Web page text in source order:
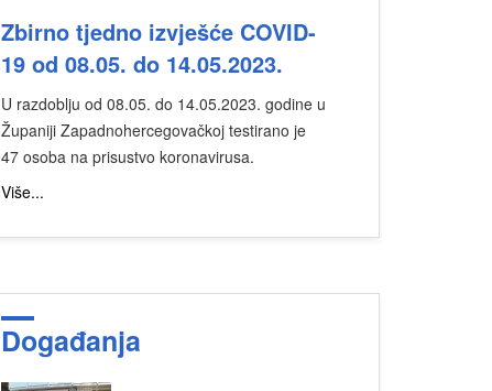
Zbirno tjedno izvješće COVID-
19 od 08.05. do 14.05.2023.
U razdoblju od 08.05. do 14.05.2023. godine u
Županiji Zapadnohercegovačkoj testirano je
47 osoba na prisustvo koronavirusa.
Više...
Događanja